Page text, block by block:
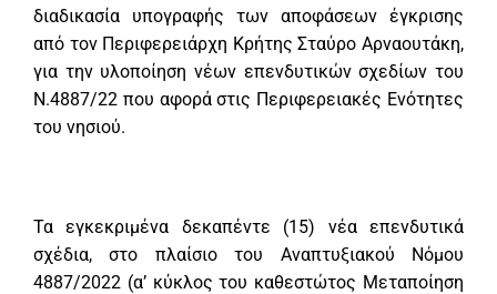
διαδικασία υπογραφής των αποφάσεων έγκρισης
από τον Περιφερειάρχη Κρήτης Σταύρο Αρναουτάκη,
για την υλοποίηση νέων επενδυτικών σχεδίων του
Ν.4887/22 που αφορά στις Περιφερειακές Ενότητες
του νησιού.
Τα εγκεκριμένα δεκαπέντε (15) νέα επενδυτικά
σχέδια, στο πλαίσιο του Αναπτυξιακού Νόμου
4887/2022 (α’ κύκλος του καθεστώτος Μεταποίηση